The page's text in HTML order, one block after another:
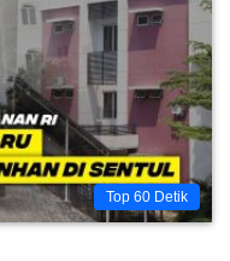
Top 60 Detik